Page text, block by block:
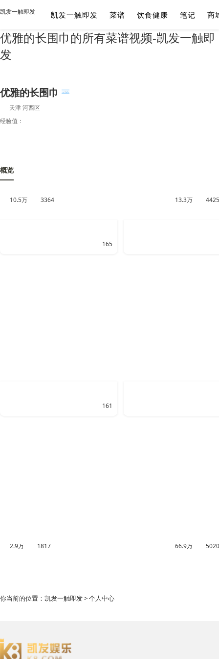
优雅的长围巾的所有菜谱视频-凯发一触即
发
凯发一触即发 凯发一触即发 菜谱 饮食健康 笔记 商
优雅的长围巾
天津 河西区
经验值：
概览
10.5万 3364 13.3万 4425
165
161
2.9万 1817 66.9万 5020
你当前的位置： 凯发一触即发> 个人中心